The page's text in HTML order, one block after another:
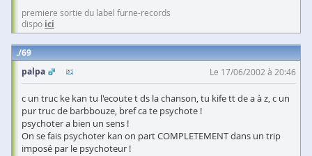
premiere sortie du label furne-records
dispo ici
69
palpa
Le 17/06/2002 à 20:46
c un truc ke kan tu l'ecoute t ds la chanson, tu kife tt de a à z, c un
pur truc de barbbouze, bref ca te psychote !
psychoter a bien un sens !
On se fais psychoter kan on part COMPLETEMENT dans un trip
imposé par le psychoteur !